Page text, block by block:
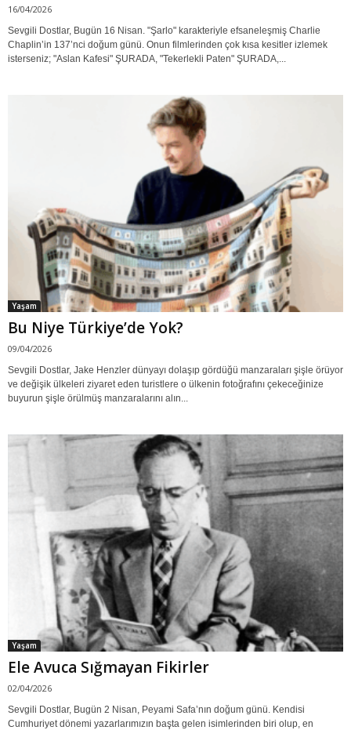
16/04/2026
Sevgili Dostlar, Bugün 16 Nisan. "Şarlo" karakteriyle efsaneleşmiş Charlie
Chaplin’in 137’nci doğum günü. Onun filmlerinden çok kısa kesitler izlemek
isterseniz; "Aslan Kafesi" ŞURADA, "Tekerlekli Paten" ŞURADA,...
Yaşam
Bu Niye Türkiye’de Yok?
09/04/2026
Sevgili Dostlar, Jake Henzler dünyayı dolaşıp gördüğü manzaraları şişle örüyor
ve değişik ülkeleri ziyaret eden turistlere o ülkenin fotoğrafını çekeceğinize
buyurun şişle örülmüş manzaralarını alın...
Yaşam
Ele Avuca Sığmayan Fikirler
02/04/2026
Sevgili Dostlar, Bugün 2 Nisan, Peyami Safa’nın doğum günü. Kendisi
Cumhuriyet dönemi yazarlarımızın başta gelen isimlerinden biri olup, en